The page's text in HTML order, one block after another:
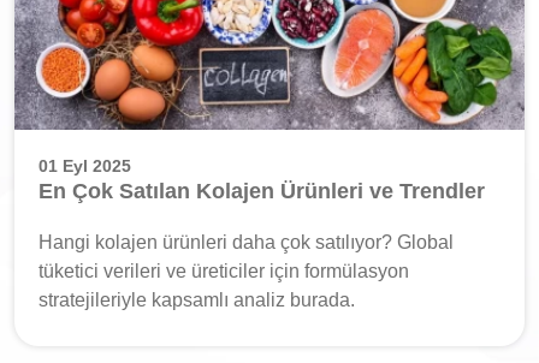
01 Eyl 2025
En Çok Satılan Kolajen Ürünleri ve Trendler
Hangi kolajen ürünleri daha çok satılıyor? Global
tüketici verileri ve üreticiler için formülasyon
stratejileriyle kapsamlı analiz burada.